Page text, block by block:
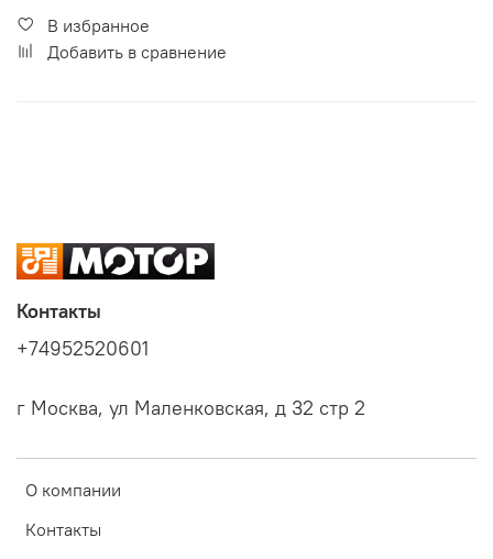
В избранное
Добавить в сравнение
О компании
Контакты
Контакты
+74952520601
г Москва, ул Маленковская, д 32 стр 2